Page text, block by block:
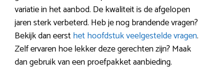
variatie in het aanbod. De kwaliteit is de afgelopen
jaren sterk verbeterd. Heb je nog brandende vragen?
Bekijk dan eersthet hoofdstuk veelgestelde vragen.
Zelf ervaren hoe lekker deze gerechten zijn? Maak
dan gebruik van een proefpakket aanbieding.